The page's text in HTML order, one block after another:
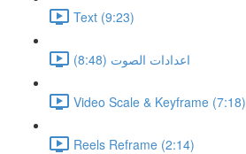
Text (9:23)
اعدادات الصوت (8:48)
Video Scale & Keyframe (7:18)
Reels Reframe (2:14)